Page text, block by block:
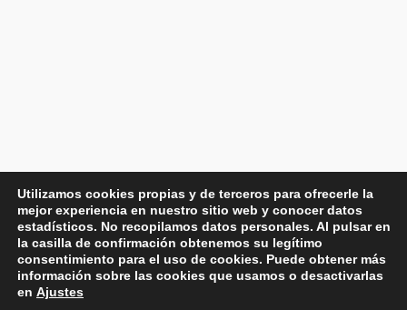
Utilizamos cookies propias y de terceros para ofrecerle la
mejor experiencia en nuestro sitio web y conocer datos
estadísticos. No recopilamos datos personales. Al pulsar en
la casilla de confirmación obtenemos su legítimo
consentimiento para el uso de cookies. Puede obtener más
información sobre las cookies que usamos o desactivarlas
en Ajustes